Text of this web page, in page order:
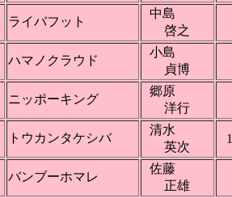
ライバフット
中島
啓之
ハマノクラウド
小島
貞博
ニッポーキング
郷原
洋行
トウカンタケシバ
清水
英次
バンブーホマレ
佐藤
正雄